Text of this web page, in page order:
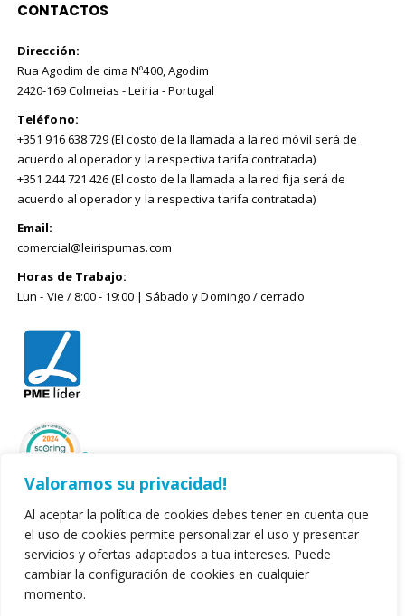
Valoramos su privacidad!
Al aceptar la política de cookies debes tener en cuenta que
el uso de cookies permite personalizar el uso y presentar
servicios y ofertas adaptados a tua intereses. Puede
cambiar la configuración de cookies en cualquier
momento.
CONTACTOS
Dirección:
Rua Agodim de cima Nº400, Agodim
2420-169 Colmeias - Leiria - Portugal
Teléfono:
+351 916 638 729 (El costo de la llamada a la red móvil será de
acuerdo al operador y la respectiva tarifa contratada)
+351 244 721 426 (El costo de la llamada a la red fija será de
acuerdo al operador y la respectiva tarifa contratada)
Email:
comercial@leirispumas.com
Horas de Trabajo:
Lun - Vie / 8:00 - 19:00 | Sábado y Domingo / cerrado